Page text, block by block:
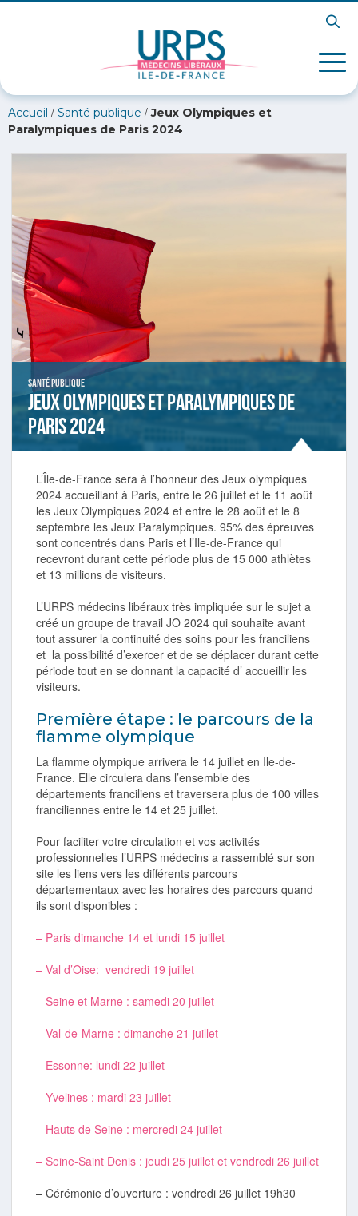
Accueil / Santé publique /Jeux Olympiques et
Paralympiques de Paris 2024
Santé publique
Jeux Olympiques et Paralympiques de
Paris 2024
L’Île-de-France sera à l’honneur des Jeux olympiques
2024 accueillant à Paris, entre le 26 juillet et le 11 août
les Jeux Olympiques 2024 et entre le 28 août et le 8
septembre les Jeux Paralympiques. 95% des épreuves
sont concentrés dans Paris et l’Ile-de-France qui
recevront durant cette période plus de 15 000 athlètes
et 13 millions de visiteurs.
L’URPS médecins libéraux très impliquée sur le sujet a
créé un groupe de travail JO 2024 qui souhaite avant
tout assurer la continuité des soins pour les franciliens
et la possibilité d’exercer et de se déplacer durant cette
période tout en se donnant la capacité d’ accueillir les
visiteurs.
Première étape : le parcours de la
flamme olympique
La flamme olympique arrivera le 14 juillet en Ile-de-
France. Elle circulera dans l’ensemble des
départements franciliens et traversera plus de 100 villes
franciliennes entre le 14 et 25 juillet.
Pour faciliter votre circulation et vos activités
professionnelles l’URPS médecins a rassemblé sur son
site les liens vers les différents parcours
départementaux avec les horaires des parcours quand
ils sont disponibles :
– Paris dimanche 14 et lundi 15 juillet
– Val d’Oise: vendredi 19 juillet
– Seine et Marne : samedi 20 juillet
– Val-de-Marne : dimanche 21 juillet
– Essonne: lundi 22 juillet
– Yvelines : mardi 23 juillet
– Hauts de Seine : mercredi 24 juillet
– Seine-Saint Denis : jeudi 25 juillet et vendredi 26 juillet
– Cérémonie d’ouverture : vendredi 26 juillet 19h30